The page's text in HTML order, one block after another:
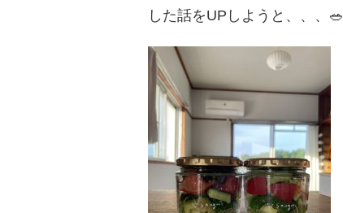
した話をUPしようと、、、🥗